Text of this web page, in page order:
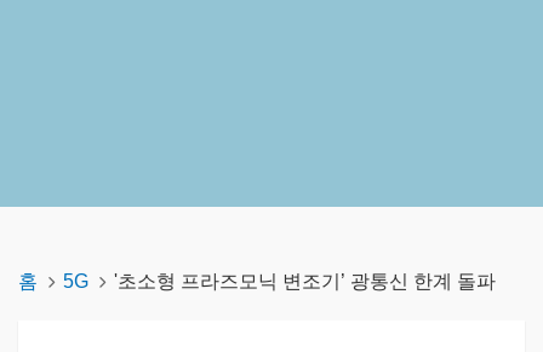
홈 5G '초소형 프라즈모닉 변조기’ 광통신 한계 돌파